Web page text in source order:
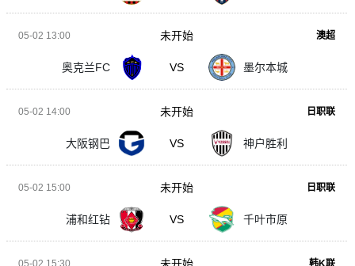
05-02 13:00 澳超
奥克兰FC VS 墨尔本城
未开始
05-02 14:00 日职联
大阪钢巴 VS 神户胜利
未开始
05-02 15:00 日职联
浦和红钻 VS 千叶市原
未开始
05-02 15:30 韩K联